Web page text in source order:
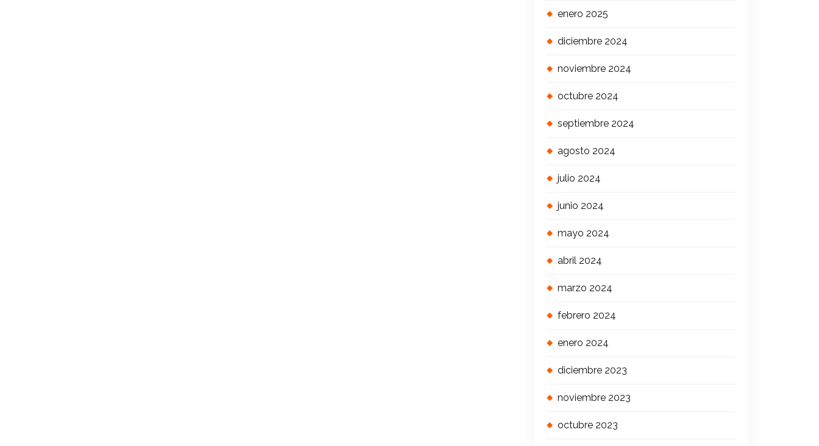
enero 2025
diciembre 2024
noviembre 2024
octubre 2024
septiembre 2024
agosto 2024
julio 2024
junio 2024
mayo 2024
abril 2024
marzo 2024
febrero 2024
enero 2024
diciembre 2023
noviembre 2023
octubre 2023